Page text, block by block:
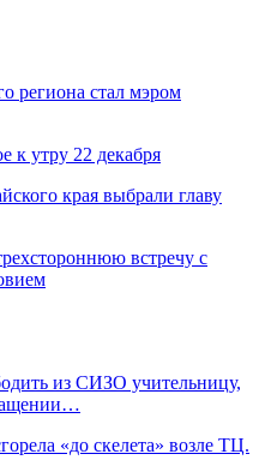
региона стал мэром
к утру 22 декабря
края выбрали главу
встречу с
из СИЗО учительницу,
«до скелета» возле ТЦ.